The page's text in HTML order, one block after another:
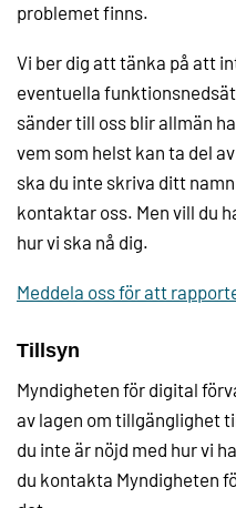
problemet finns.
Vi ber dig att tänka på att
eventuella
sänder till oss blir allmän
vem som helst kan ta del
ska du inte skriva ditt
kontaktar oss. Men vill du
hur vi ska nå dig.
Meddela oss för att
Tillsyn
Myndigheten för digital
av lagen om tillgänglighet
du inte är nöjd med hur vi
du kontakta Myndigheten